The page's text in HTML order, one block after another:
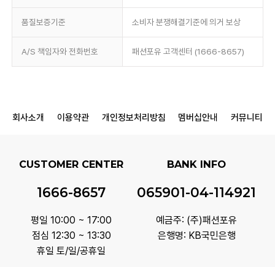
품질보증기준 소비자 분쟁해결기준에 의거 보상
A/S 책임자와 전화번호 패션포유 고객센터 (1666-8657)
회사소개 이용약관 개인정보처리방침 멤버십안내 커뮤니티
CUSTOMER CENTER
1666-8657
평일 10:00 ~ 17:00
점심 12:30 ~ 13:30
휴일 토/일/공휴일
BANK INFO
065901-04-114921
예금주: (주)패션포유
은행명: KB국민은행